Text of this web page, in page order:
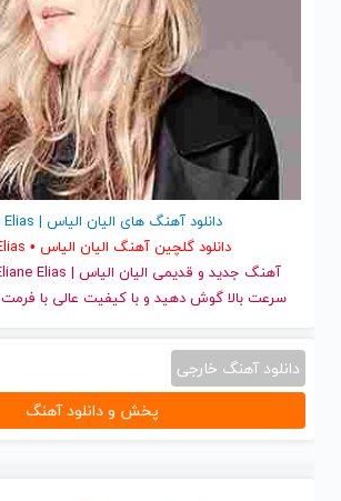
دانلود آهنگ های الیان الیاس | Eliane Elias
دانلود گلچین آهنگ الیان الیاس • Eliane Elias
آهنگ جدید
سرعت بالا گوش دهید و با کیفیت عالی با فرمت mp3 دانلود کنید
دانلود آهنگ خارجی
پخش و دانلود آهنگ